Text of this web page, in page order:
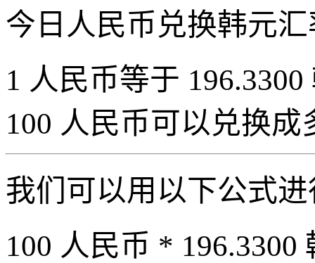
今日人民币兑换韩元
1 人民币等于
100 人民币可以兑换成
我们可以用以下公式
100 人民币 * 196.3300